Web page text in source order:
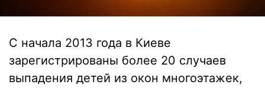
С начала 2013 года в Киеве
зарегистрированы более 20 случаев
выпадения детей из окон многоэтажек,